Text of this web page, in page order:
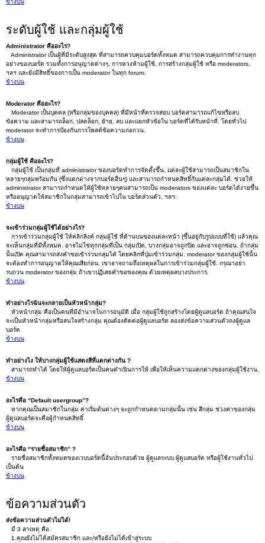
ข้างบน
ระดับผู้ใช้ และกลุ่มผู้ใช้
Administrator คืออะไร?
Administrator เป็นผู้ที่มีระดับสูงสุด ที่สามารถควบคุมบอร์ดทั้งหมด สามารถควบคุมการทำงานทุก
อย่างของบอร์ด รวมทั้งการอนุญาตต่างๆ, การหวงห้ามผู้ใช้, การสร้างกลุ่มผู้ใช้ หรือ moderators,
ฯลฯ และยังมีสิทธิ์ของการเป็น moderator ในทุก forum.
ข้างบน
Moderator คืออะไร?
Moderator เป็นบุคคล (หรือกลุ่มของบุคคล) ที่มีหน้าที่ตรวจสอบ บอร์ดสามารถแก้ไขหรือลบ
ข้อความ และสามารถล็อก, ปลดล็อก, ย้าย, ลบ และแยกหัวข้อใน บอร์ดที่ได้รับหน้าที่. โดยทั่วไป
moderator จะทำการป้องกันการโพสต์ข้อความก่อกวน.
ข้างบน
กลุ่มผู้ใช้ คืออะไร?
กลุ่มผู้ใช้ เป็นกลุ่มที่ administrator ของบอร์ดทำการจัดตั้งขึ้น. แต่ละผู้ใช้สามารถเป็นสมาชิกใน
หลายๆกลุ่มพร้อมกัน (ซึ่งแตกต่างจากบอร์ดอื่นๆ) และสามารถกำหนดสิทธิ์กับแต่ละกลุ่มได้. ช่วยให้
administrator สามารถกำหนดให้ผู้ใช้หลายๆคนสามารถเป็น moderators ของแต่ละ บอร์ดได้ง่ายขึ้น
หรืออนุญาตให้สมาชิกในกลุ่มสามารถเข้าไปใน บอร์ดส่วนตัว, ฯลฯ.
ข้างบน
จะเข้าร่วมกลุ่มผู้ใช้ได้อย่างไร?
การเข้าร่วมกลุ่มผู้ใช้ ให้คลิกลิงค์ กลุ่มผู้ใช้ ที่ด้านบนของแต่ละหน้า (ขึ้นอยู่กับรูปแบบที่ใช้) แล้วคุณ
จะเห็นกลุ่มที่มีทั้งหมด. อาจไม่ใช่ทุกกลุ่มที่เป็น กลุ่มเปิด, บางกลุ่มอาจถูกปิด และอาจถูกซ่อน. ถ้ากลุ่ม
นั้นเปิด คุณสามารถส่งคำขอเข้าร่วมกลุ่มได้ โดยคลิกที่ปุ่มเข้าร่วมกลุ่ม. moderator ของกลุ่มผู้ใช้นั้น
จะต้องทำการอนุญาตให้คุณเสียก่อน, เขาอาจถามถึงเหตุผลในการเข้าร่วมกลุ่มผู้ใช้. กรุณาอย่า
รบกวน moderator ของกลุ่ม ถ้าเขาปฏิเสธคำขอของคุณ ด้วยเหตุผลบางประการ.
ข้างบน
ทำอย่างไรฉันจะกลายเป็นหัวหน้ากลุ่ม?
หัวหน้ากลุ่ม คือเป็นคนที่มีอำนาจในการอนุมัติ เมื่อ กลุ่มผู้ใช้ถูกสร้างโดยผู้ดูแลบอร์ด ถ้าคุณสนใจ
จะเป็นหัวหน้ากลุ่มหรือสนใจสร้างกลุ่ม คุณต้องติดต่อผู้ดูแลบอร์ด ลองส่งข้อความส่วนตัวถงผู้ดูแล
บอร์ด
ข้างบน
ทำอย่างไง ให้บางกลุ่มผู้ใช้แสดงสีที่แตกต่างกัน ?
สามารถทำได้ โดยให้ผู้ดูแลบอร์ดเป็นคนดำเนินการให้ เพื่อให้เห็นความแตกต่างของกลุ่มผู้ใช้งาน.
ข้างบน
อะไรคือ “Default usergroup”?
หากคุณเป็นสมาชิกในกลุ่ม ค่าเริ่มต้นต่างๆ จะถูกกำหนดตามกลุ่มนั้น เช่น สีกลุ่ม ช่วงค่าของกลุ่ม
ผู้ดูแลบอร์ดจะคือผู้กำหนดสิทธิ์
ข้างบน
อะไรคือ “รายชื่อสมาชิก” ?
รายชื่อสมาชิกทั้งหมดของเวบบอร์ดนี้อันประกอบด้วย ผู้ดูแลระบบ ผู้ดูแลบอร์ด หรือผู้ใช้งานทั่วไป
เป็นต้น
ข้างบน
ข้อความส่วนตัว
ส่งข้อความส่วนตัวไม่ได้!
มี 3 สาเหตุ คือ
1.คุณยังไม่ได้สมัครสมาชิก และ/หรือยังไม่ได้เข้าสู่ระบบ